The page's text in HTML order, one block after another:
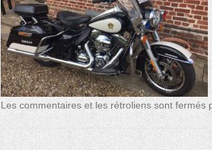
Les commentaires et les rétroliens sont fermés